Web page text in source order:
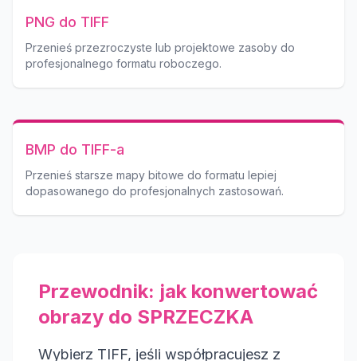
PNG do TIFF
Przenieś przezroczyste lub projektowe zasoby do
profesjonalnego formatu roboczego.
BMP do TIFF-a
Przenieś starsze mapy bitowe do formatu lepiej
dopasowanego do profesjonalnych zastosowań.
Przewodnik: jak konwertować
obrazy do SPRZECZKA
Wybierz TIFF, jeśli współpracujesz z